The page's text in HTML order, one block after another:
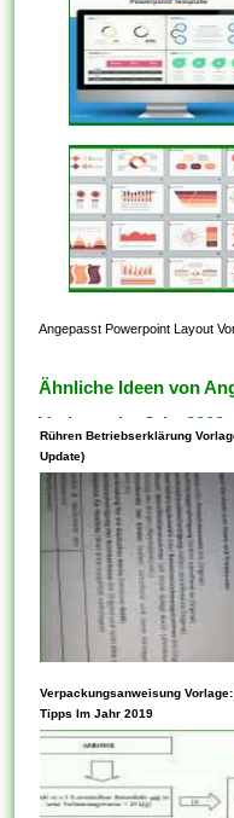
Angepasst Powerpoint Layout
Ähnliche Ideen von
Vorlagen Im Jahr 2019
Rühren Betriebserklärung
Update)
Vorlagen können
innehaben. Die
von Vorlagen ist auch
hervorragende
schnell auf
Verpackungsanweisung
Tipps Im Jahr 2019